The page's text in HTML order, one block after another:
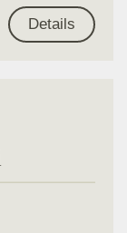
Details